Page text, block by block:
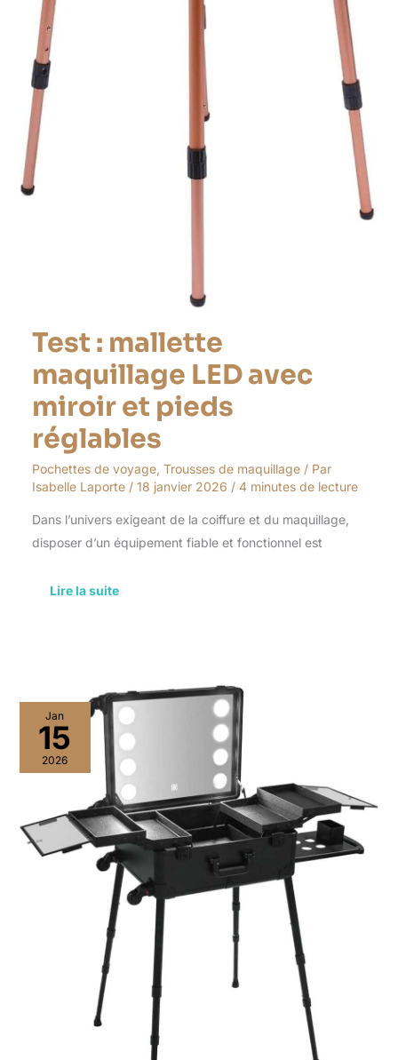
Test : mallette
maquillage LED avec
miroir et pieds
réglables
Pochettes de voyage, Trousses de maquillage/ Par
Isabelle Laporte / 18 janvier 2026 / 4 minutes de lecture
Dans l’univers exigeant de la coiffure et du maquillage,
disposer d’un équipement fiable et fonctionnel est
Lire la suite
Jan
15
2026
Test
:
mallette
de
maquillage
roulettes
avec